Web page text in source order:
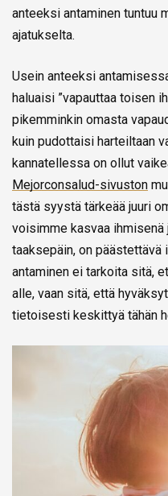
anteeksi antaminen tuntuu
ajatukselta.
Usein anteeksi
haluaisi ”vapauttaa toisen
pikemminkin omasta
kuin pudottaisi harteiltaan
kannatellessa on ollut
Mejorconsalud-sivuston
tästä syystä tärkeää juuri
voisimme kasvaa
taaksepäin, on
antaminen ei tarkoita sitä,
alle, vaan sitä, että
tietoisesti keskittyä tähän